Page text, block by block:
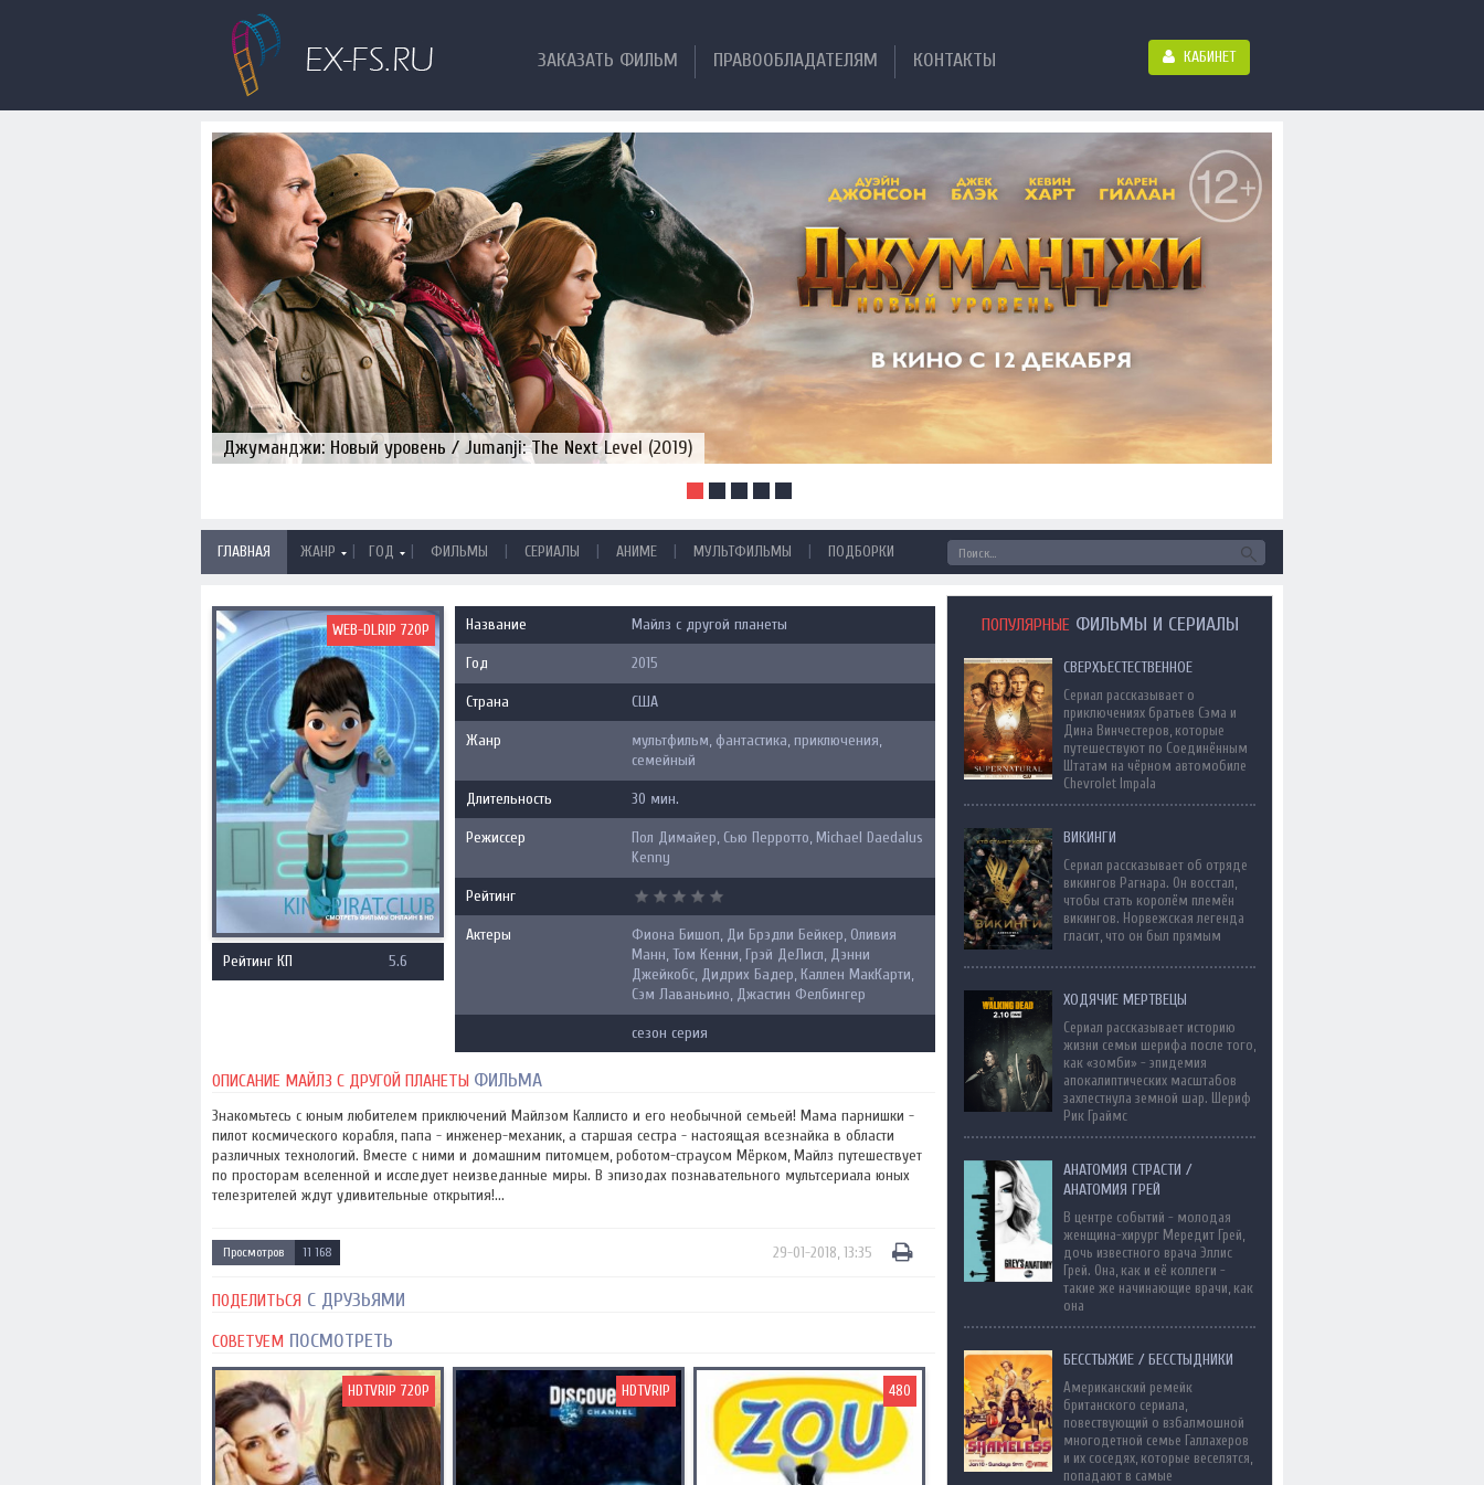
ЗАКАЗАТЬ ФИЛЬМ ПРАВООБЛАДАТЕЛЯМ КОНТАКТЫ КАБИНЕТ
Джуманджи: Новый уровень / Jumanji: The Next Level (2019)
ГЛАВНАЯ ЖАНР | ГОД | ФИЛЬМЫ | СЕРИАЛЫ | АНИМЕ | МУЛЬТФИЛЬМЫ | ПОДБОРКИ
WEB-DLRIP 720P
Рейтинг КП 5.6
Название Майлз с другой планеты
Год 2015
Страна США
Жанр
мультфильм, фантастика, приключения,
семейный
Длительность 30 мин.
Режиссер
Пол Димайер, Сью Перротто, Michael Daedalus
Kenny
Рейтинг
Актеры
Фиона Бишоп, Ди Брэдли Бейкер, Оливия
Манн, Том Кенни, Грэй ДеЛисл, Дэнни
Джейкобс, Дидрих Бадер, Каллен МакКарти,
Сэм Лаваньино, Джастин Фелбингер
сезон серия
ОПИСАНИЕ МАЙЛЗ С ДРУГОЙ ПЛАНЕТЫ ФИЛЬМА
Знакомьтесь с юным любителем приключений Майлзом Каллисто и его необычной семьей! Мама парнишки -
пилот космического корабля, папа - инженер-механик, а старшая сестра - настоящая всезнайка в области
различных технологий. Вместе с ними и домашним питомцем, роботом-страусом Мёрком, Майлз путешествует
по просторам вселенной и исследует неизведанные миры. В эпизодах познавательного мультсериала юных
телезрителей ждут удивительные открытия!...
Просмотров 11 168 29-01-2018, 13:35
ПОДЕЛИТЬСЯ С ДРУЗЬЯМИ
СОВЕТУЕМ ПОСМОТРЕТЬ
HDTVRIP 720P HDTVRIP 480
ПОПУЛЯРНЫЕ ФИЛЬМЫ И СЕРИАЛЫ
СВЕРХЪЕСТЕСТВЕННОЕ
Сериал рассказывает о
приключениях братьев Сэма и
Дина Винчестеров, которые
путешествуют по Соединённым
Штатам на чёрном автомобиле
Chevrolet Impala
ВИКИНГИ
Сериал рассказывает об отряде
викингов Рагнара. Он восстал,
чтобы стать королём племён
викингов. Норвежская легенда
гласит, что он был прямым
ХОДЯЧИЕ МЕРТВЕЦЫ
Сериал рассказывает историю
жизни семьи шерифа после того,
как «зомби» - эпидемия
апокалиптических масштабов
захлестнула земной шар. Шериф
Рик Граймс
АНАТОМИЯ СТРАСТИ /
АНАТОМИЯ ГРЕЙ
В центре событий - молодая
женщина-хирург Мередит Грей,
дочь известного врача Эллис
Грей. Она, как и её коллеги -
такие же начинающие врачи, как
она
БЕССТЫЖИЕ / БЕССТЫДНИКИ
Американский ремейк
британского сериала,
повествующий о взбалмошной
многодетной семье Галлахеров
и их соседях, которые веселятся,
попадают в самые